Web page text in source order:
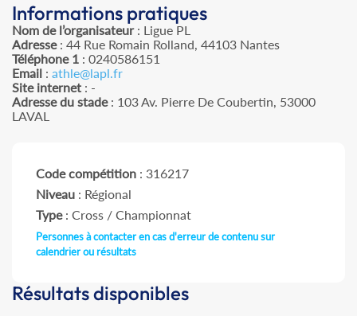
Informations pratiques
Nom de l’organisateur: Ligue PL
Adresse: 44 Rue Romain Rolland, 44103 Nantes
Téléphone 1 : 0240586151
Email : athle@lapl.fr
Site internet : -
Adresse du stade: 103 Av. Pierre De Coubertin, 53000
LAVAL
Code compétition : 316217
Niveau : Régional
Type: Cross / Championnat
Personnes à contacter en cas d'erreur de contenu sur
calendrier ou résultats
Résultats disponibles